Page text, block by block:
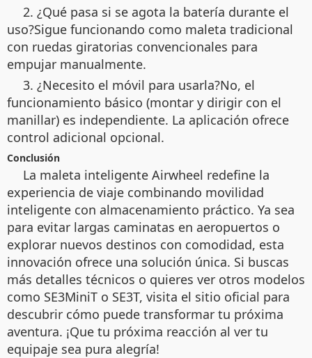
2. ¿Qué pasa si se agota la batería durante el
uso?Sigue funcionando como maleta tradicional
con ruedas giratorias convencionales para
empujar manualmente.
3. ¿Necesito el móvil para usarla?No, el
funcionamiento básico (montar y dirigir con el
manillar) es independiente. La aplicación ofrece
control adicional opcional.
Conclusión
La maleta inteligente Airwheel redefine la
experiencia de viaje combinando movilidad
inteligente con almacenamiento práctico. Ya sea
para evitar largas caminatas en aeropuertos o
explorar nuevos destinos con comodidad, esta
innovación ofrece una solución única. Si buscas
más detalles técnicos o quieres ver otros modelos
como SE3MiniT o SE3T, visita el sitio oficial para
descubrir cómo puede transformar tu próxima
aventura. ¡Que tu próxima reacción al ver tu
equipaje sea pura alegría!